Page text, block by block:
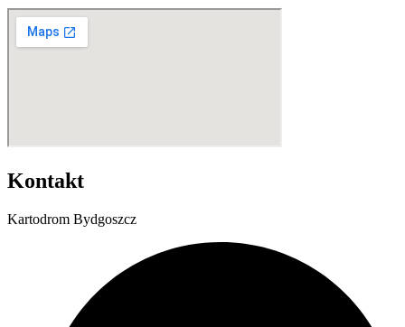
Kontakt
Kartodrom Bydgoszcz